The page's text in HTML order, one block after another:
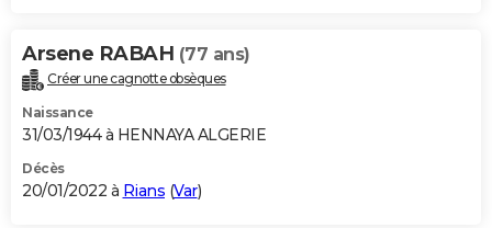
Arsene RABAH (77 ans)
Créer une cagnotte obsèques
Naissance
31/03/1944 à HENNAYA ALGERIE
Décès
20/01/2022 à Rians (Var)